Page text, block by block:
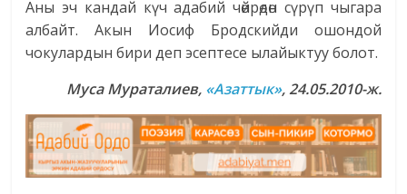
Аны эч кандай күч адабий чөйрөдөн сүрүп чыгара
албайт. Акын Иосиф Бродскийди ошондой
чокулардын бири деп эсептесе ылайыктуу болот.
Муса Мураталиев, «Азаттык», 24.05.2010-ж.